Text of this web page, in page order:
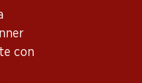
con